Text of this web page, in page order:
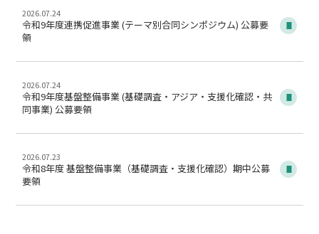
2026.07.24
令和9年度連携促進事業 (テーマ別合同シンポジウム) 公募要
領
2026.07.24
令和9年度基盤整備事業 (基礎調査・アジア・支援化確認・共
同事業) 公募要領
2026.07.23
令和8年度 基盤整備事業（基礎調査・支援化確認）期中公募
要領